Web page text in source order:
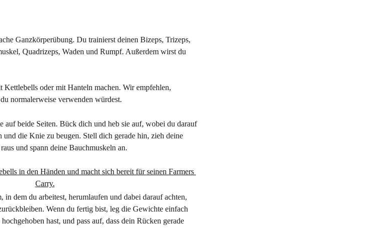
Ganzkörperübung. Du trainierst deinen Bizeps, Trizeps,
Quadrizeps, Waden und Rumpf. Außerdem wirst du
Kettlebells oder mit Hanteln machen. Wir empfehlen,
normalerweise verwenden würdest.
auf beide Seiten. Bück dich und heb sie auf, wobei du darauf
und die Knie zu beugen. Stell dich gerade hin, zieh deine
und spann deine Bauchmuskeln an.
in dem du arbeitest, herumlaufen und dabei darauf achten,
Wenn du fertig bist, leg die Gewichte einfach
hast, und pass auf, dass dein Rücken gerade